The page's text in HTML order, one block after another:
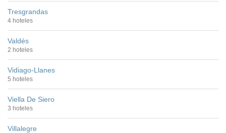
Tresgrandas
4 hoteles
Valdés
2 hoteles
Vidiago-Llanes
5 hoteles
Viella De Siero
3 hoteles
Villalegre